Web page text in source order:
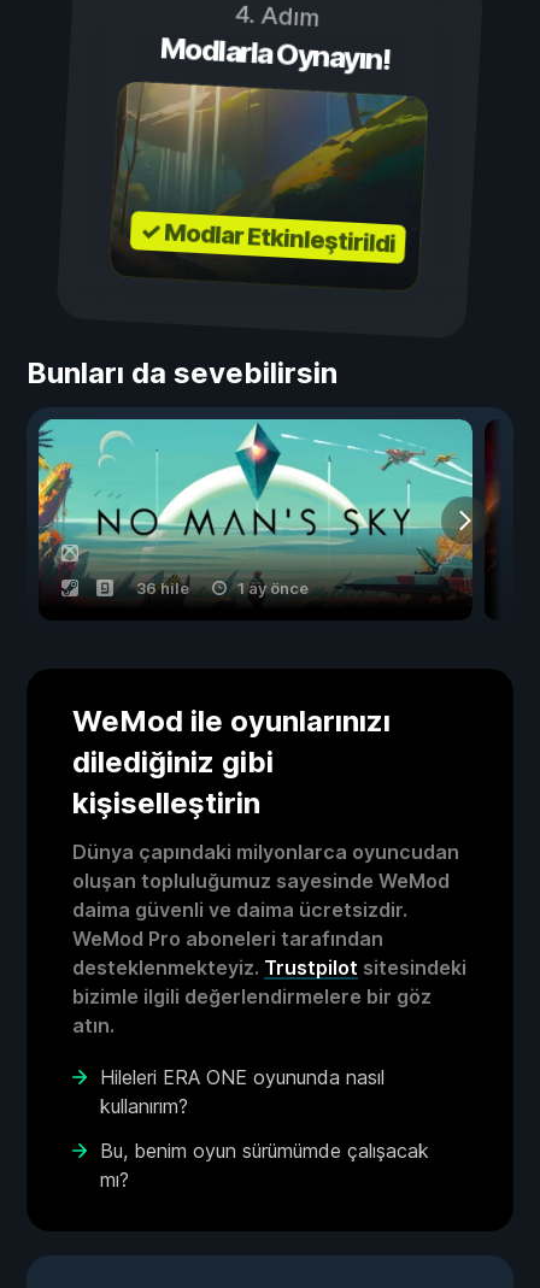
4. Adım
Modlarla Oynayın!
✓ Modlar Etkinleştirildi
Bunları da sevebilirsin
36 hile 1 ay önce
WeMod ile oyunlarınızı
dilediğiniz gibi
kişiselleştirin
Dünya çapındaki milyonlarca oyuncudan
oluşan topluluğumuz sayesinde WeMod
daima güvenli ve daima ücretsizdir.
WeMod Pro aboneleri tarafından
desteklenmekteyiz. Trustpilot sitesindeki
bizimle ilgili değerlendirmelere bir göz
atın.
Hileleri ERA ONE oyununda nasıl
kullanırım?
Bu, benim oyun sürümümde çalışacak
mı?